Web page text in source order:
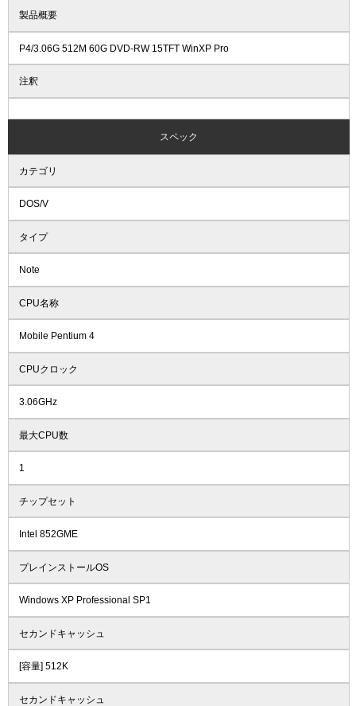
製品概要
P4/3.06G 512M 60G DVD-RW 15TFT WinXP Pro
注釈
スペック
カテゴリ
DOS/V
タイプ
Note
CPU名称
Mobile Pentium 4
CPUクロック
3.06GHz
最大CPU数
1
チップセット
Intel 852GME
プレインストールOS
Windows XP Professional SP1
セカンドキャッシュ
[容量] 512K
セカンドキャッシュ